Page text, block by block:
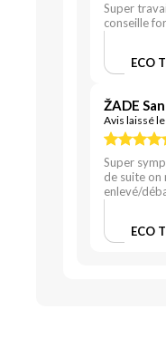
Super
conseille
ECO
ŽADE
Avis laissé
Super
de suite on
enlevé/
ECO